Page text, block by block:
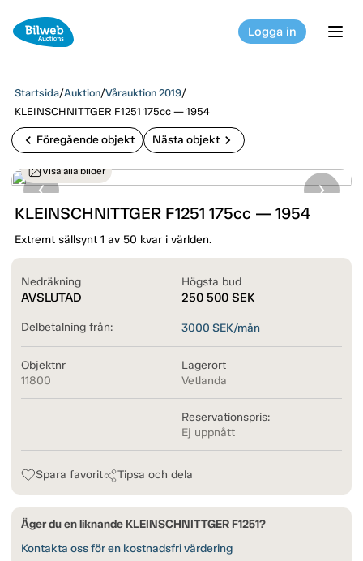
Logga in
Startsida/Auktion/Vårauktion 2019/
KLEINSCHNITTGER F1251 175cc — 1954
chevron_left Föregående objekt Nästa objekt chevron_right
Visa alla bilder
KLEINSCHNITTGER F1251 175cc — 1954
Extremt sällsynt 1 av 50 kvar i världen.
Nedräkning
AVSLUTAD
Högsta bud
250 500 SEK
Delbetalning från: 3000 SEK/mån
Objektnr
11800
Lagerort
Vetlanda
Reservationspris:
Ej uppnått
Spara favorit Tipsa och dela
Äger du en liknande KLEINSCHNITTGER F1251?
Kontakta oss för en kostnadsfri värdering